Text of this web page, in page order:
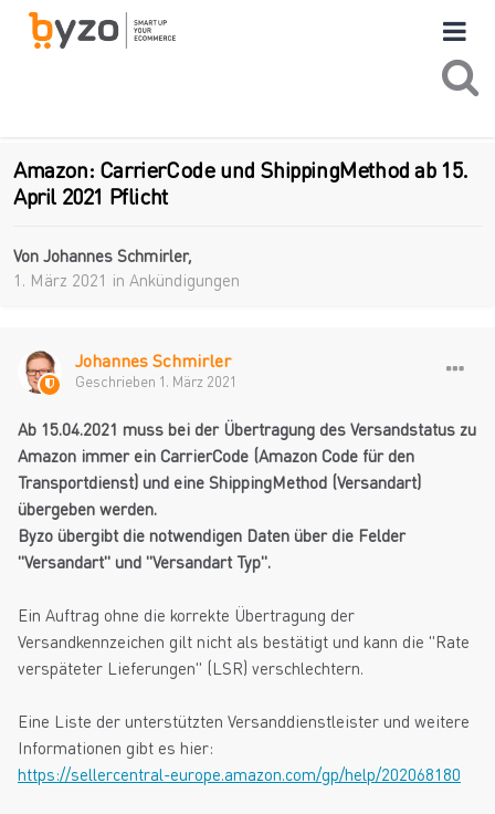
Amazon: CarrierCode und ShippingMethod ab 15.
April 2021 Pflicht
Von Johannes Schmirler,
1. März 2021 in Ankündigungen
Johannes Schmirler
Geschrieben 1. März 2021
Ab 15.04.2021 muss bei der Übertragung des Versandstatus zu
Amazon immer ein CarrierCode (Amazon Code für den
Transportdienst) und eine ShippingMethod (Versandart)
übergeben werden.
Byzo übergibt die notwendigen Daten über die Felder
"Versandart" und "Versandart Typ".
Ein Auftrag ohne die korrekte Übertragung der
Versandkennzeichen gilt nicht als bestätigt und kann die "Rate
verspäteter Lieferungen" (LSR) verschlechtern.
Eine Liste der unterstützten Versanddienstleister und weitere
Informationen gibt es hier:
https://sellercentral-europe.amazon.com/gp/help/202068180